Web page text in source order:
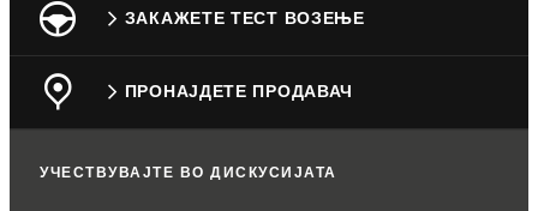
ЗАКАЖЕТЕ ТЕСТ ВОЗЕЊЕ
ПРОНАЈДЕТЕ ПРОДАВАЧ
УЧЕСТВУВАЈТЕ ВО ДИСКУСИЈАТА